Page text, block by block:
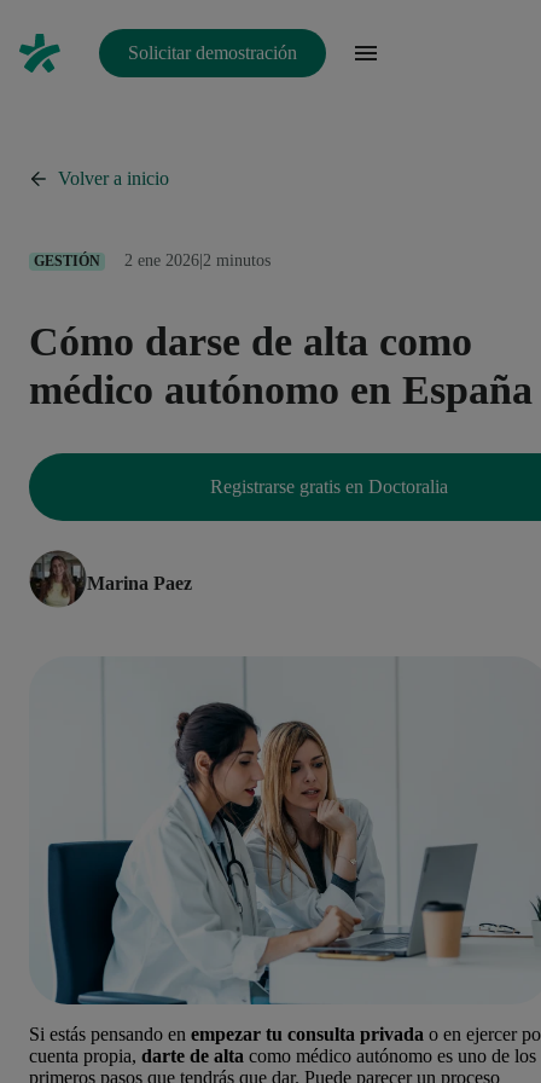
Solicitar demostración
Volver a inicio
GESTIÓN 2 ene 2026 2 minutos
Cómo darse de alta como
médico autónomo en España
Registrarse gratis en Doctoralia
Marina Paez
Si estás pensando en empezar tu consulta privada o en ejercer
cuenta propia, darte de alta como médico autónomo es uno de los
primeros pasos que tendrás que dar. Puede parecer un proceso